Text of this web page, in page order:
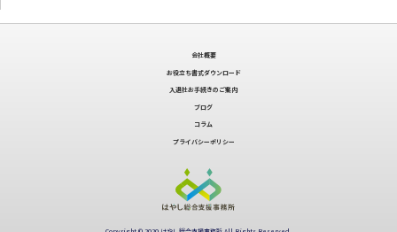
会社概要
お役立ち書式ダウンロード
入退社お手続きのご案内
ブログ
コラム
プライバシーポリシー